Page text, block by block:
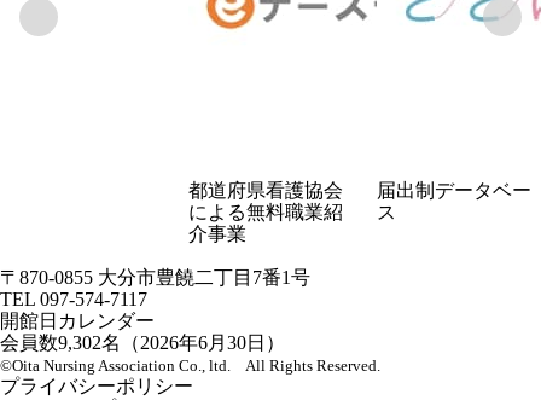
届出制データベー
ス
看護職の多様なキ
ャリアと働き方応
〒870-0855 大分市豊饒二丁目7番1号
TEL 097-574-7117
開館日カレンダー
会員数9,302名（2026年6月30日）
©Oita Nursing Association Co., ltd. All Rights Reserved.
プライバシーポリシー